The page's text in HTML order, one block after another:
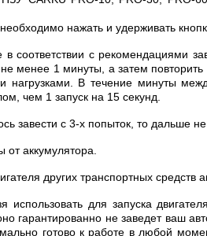
нажать и удерживать
в соответствии с рекомендациями
менее 1 минуты, а затем
нагрузками. В течение минуты
чем 1 запуск на 15 секунд.
завести с 3-х попыток, то дальше
аккумулятора.
других транспортных
для запуска
гарантированно не заведет ваш
готово к работе в любой